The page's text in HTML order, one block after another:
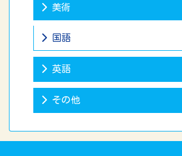
美術
国語
英語
その他